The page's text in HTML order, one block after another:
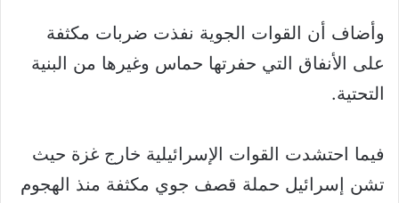
وأضاف أن القوات الجوية نفذت ضربات مكثفة
على الأنفاق التي حفرتها حماس وغيرها من البنية
التحتية.
فيما احتشدت القوات الإسرائيلية خارج غزة حيث
تشن إسرائيل حملة قصف جوي مكثفة منذ الهجوم